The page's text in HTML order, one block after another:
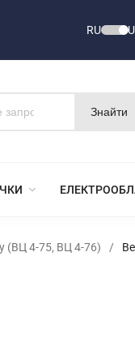
RU
Знайти
(ВЦ 4-75, ВЦ 4-76) /